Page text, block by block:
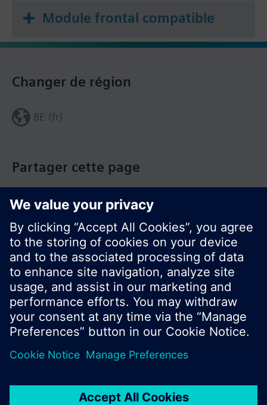
Module frontal compatible
Partager cette page
Changer de région
BE (fr)
© Siemens Switzerland Ltd. Building Technologies
Group - 2016
Le portefeuille des produits peut varier en
| Protection des données